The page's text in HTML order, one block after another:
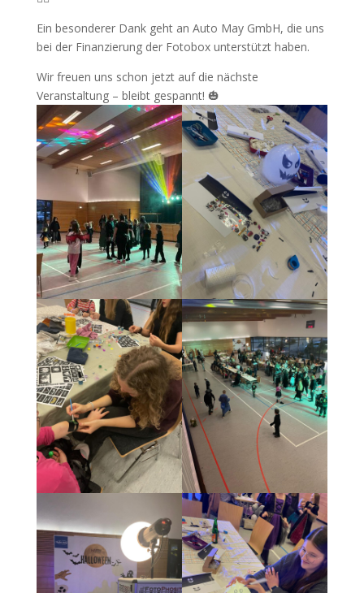
Ein besonderer Dank geht an Auto May GmbH, die uns
bei der Finanzierung der Fotobox unterstützt haben.
Wir freuen uns schon jetzt auf die nächste
Veranstaltung – bleibt gespannt! 🎃